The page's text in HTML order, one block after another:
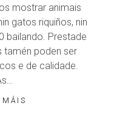
mostrar animais
gatos riquiños, nin
bailando. Prestade
tamén poden ser
e de calidade.
MÁIS